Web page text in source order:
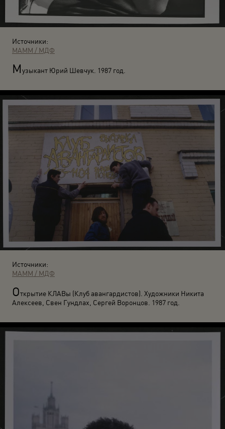
Источники:
МАММ / МДФ
Музыкант Юрий Шевчук. 1987 год.
Источники:
МАММ / МДФ
Открытие КЛАВы (Клуб авангардистов). Художники Никита
Алексеев, Свен Гундлах, Сергей Воронцов. 1987 год.